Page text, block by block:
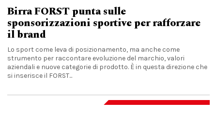
Birra FORST punta sulle
sponsorizzazioni sportive per rafforzare
il brand
Lo sport come leva di posizionamento, ma anche come
strumento per raccontare evoluzione del marchio, valori
aziendali e nuove categorie di prodotto. È in questa direzione che
si inserisce il FORST...